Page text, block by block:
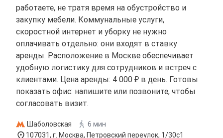
работаете, не тратя время на обустройство и
закупку мебели. Коммунальные услуги,
скоростной интернет и уборку не нужно
оплачивать отдельно: они входят в ставку
аренды. Расположение в Москве обеспечивает
удобную логистику для сотрудников и встреч с
клиентами. Цена аренды: 4 000 ₽ в день. Готовы
показать офис: напишите или позвоните, чтобы
согласовать визит.
Шаболовская
6 мин
107031, г. Москва, Петровский переулок, 1/30с1